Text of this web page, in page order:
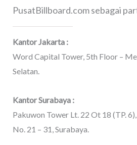
PusatBillboard.com sebagai
Kantor Jakarta :
Word Capital Tower, 5th Floor –
Selatan.
Kantor Surabaya :
Pakuwon Tower Lt. 22 Ot 18 (TP.
No. 21 – 31, Surabaya.